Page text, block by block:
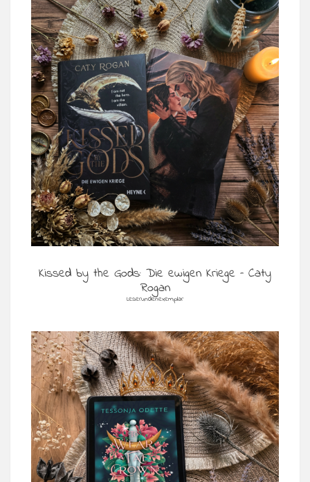
Kissed by the Gods: Die ewigen Kriege – Caty
Rogan
Leserundenexemplar